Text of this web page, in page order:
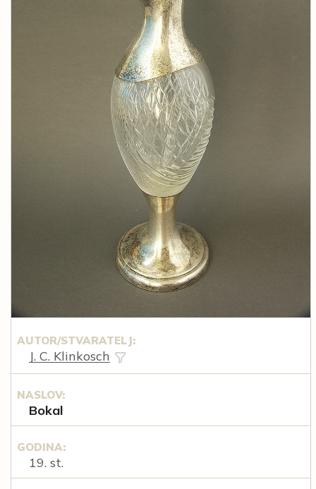
AUTOR/STVARATELJ:
J. C. Klinkosch
NASLOV:
Bokal
GODINA:
19. st.